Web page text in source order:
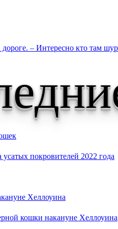
– Интересно кто там
покровителей 2022 года
Хеллоуина
кошки накануне Хеллоуина